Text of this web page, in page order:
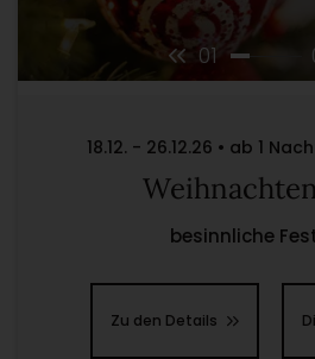
01
18.12. - 26.12.26 • ab 1
besinnliche
Zu den Details